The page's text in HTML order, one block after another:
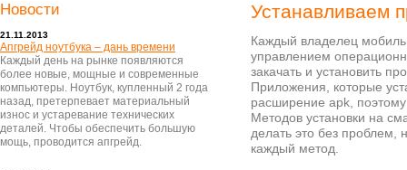
Устанавливаем
Каждый владелец
управлением
закачать и установить
Приложения, которые
расширение apk,
Методов установки на
делать это без проблем,
каждый метод.
Новости
21.11.2013
Апгрейд ноутбука – дань времени
Каждый день на рынке появляются
более новые, мощные и современные
компьютеры. Ноутбук, купленный 2 года
назад, претерпевает материальный
износ и устаревание технических
деталей. Чтобы обеспечить большую
мощь, проводится апгрейд.